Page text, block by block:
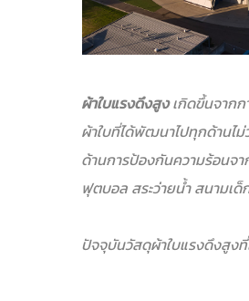
ผ้าใบแรงดึงสูงเกิดขึ้นจาก
ผ้าใบที่ได้พัฒนาไปทุกด้านไม่
ด้านการป้องกันความร้อนจ
ฟุตบอล สระว่ายน้ำ สนามเ
ปัจจุบันวัสดุผ้าใบแรงดึงสูงที่